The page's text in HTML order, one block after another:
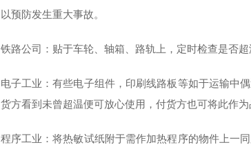
以预防发生重大事故。
铁路公司：贴于车轮、轴箱、路轨上，定时检查是否
电子工业：有些电子组件，印刷线路板等如于运输中
货方看到未曾超温便可放心使用，付货方也可将此作为
程序工业：将热敏试纸附于需作加热程序的物件上一